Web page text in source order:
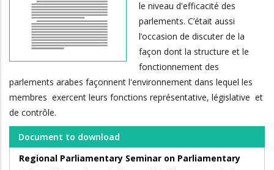
le niveau d'efficacité des
parlements. C’était aussi
l’occasion de discuter de la
façon dont la structure et le
fonctionnement des
parlements arabes façonnent l'environnement dans lequel les
membres exercent leurs fonctions représentative, législative et
de contrôle.
Document to download
Regional Parliamentary Seminar on Parliamentary